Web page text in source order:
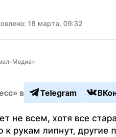
18 марта, 09:32
Медиа»
в Telegram
не всем, хотя все
к рукам липнут,